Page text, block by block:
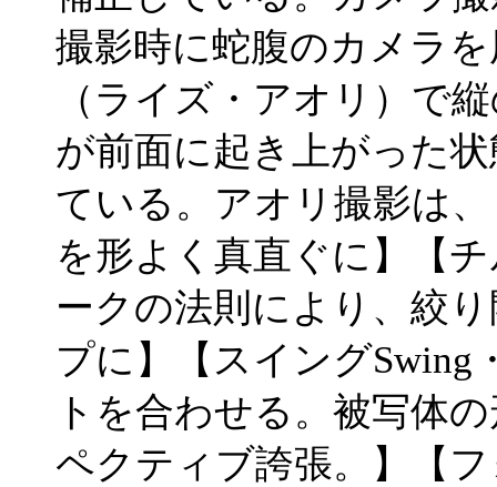
撮影時に蛇腹のカメラ
（ライズ・アオリ）で
が前面に起き上がった
ている。アオリ撮影は
を形よく真直ぐに】【
ークの法則により、絞
プに】【スイングSwing
トを合わせる。被写体
ペクティブ誇張。】【